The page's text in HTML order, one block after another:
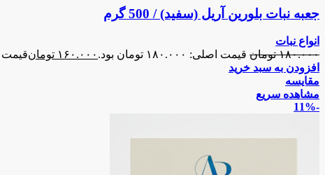
جعبه نبات بلورین آریل (سفید) / 500 گرم
انواع نبات
۱۸۰.۰۰۰ تومان قیمت اصلی: ۱۸۰.۰۰۰ تومان بود. ۱۶۰.۰۰۰ تومانقیمت فعلی:
افزودن به سبد خرید
مقایسه
مشاهده سریع
-11%